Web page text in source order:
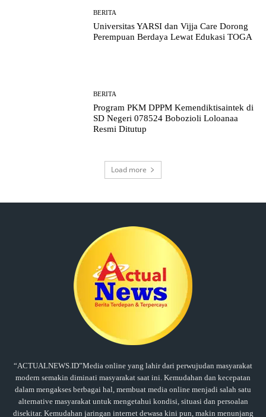
BERITA
Universitas YARSI dan Vijja Care Dorong
Perempuan Berdaya Lewat Edukasi TOGA
BERITA
Program PKM DPPM Kemendiktisaintek di
SD Negeri 078524 Bobozioli Loloanaa
Resmi Ditutup
Load more
“ACTUALNEWS.ID”Media online yang lahir dari perwujudan masyarakat
modern semakin diminati masyarakat saat ini. Kemudahan dan kecepatan
dalam mengakses berbagai hal, membuat media online menjadi salah satu
alternative masyarakat untuk mengetahui kondisi, situasi dan persoalan
disekitar. Kemudahan jaringan internet dewasa kini pun, makin menunjang